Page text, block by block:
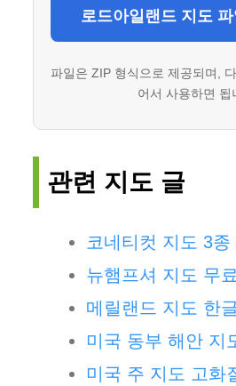
로드아일랜드 지도
파일은 ZIP 형식으로 제공되며,
어서 사용하면 됩
관련 지도 글
코네티컷 지도 3종
뉴햄프셔 지도 무
메릴랜드 지도 한
미국 동부 해안 지
미국 주 지도 고화